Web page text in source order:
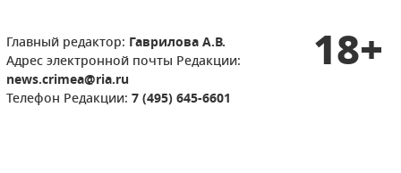
Главный редактор: Гаврилова А.В.
Адрес электронной почты Редакции:
news.crimea@ria.ru
Телефон Редакции: 7 (495) 645-6601
18+